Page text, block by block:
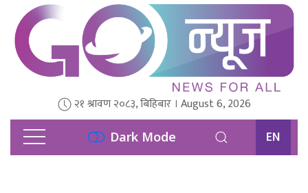
२१ श्रावण २०८३, बिहिबार । August 6, 2026
Dark Mode EN